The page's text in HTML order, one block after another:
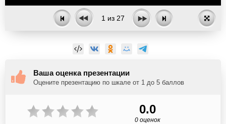
1 из 27
Ваша оценка презентации
Оцените презентацию по шкале от 1 до 5 баллов
0.0
0 оценок